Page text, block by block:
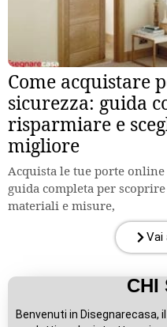
Come acquistare
sicurezza: guida
risparmiare e
migliore
Acquista le tue porte
guida completa per
materiali e misure,
Vai
CHI
Benvenuti in Disegnarecasa,